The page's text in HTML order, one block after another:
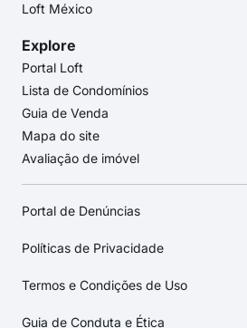
Loft México
Explore
Portal Loft
Lista de Condomínios
Guia de Venda
Mapa do site
Avaliação de imóvel
Portal de Denúncias
Políticas de Privacidade
Termos e Condições de Uso
Guia de Conduta e Ética